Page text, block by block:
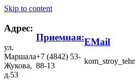
Skip to content
Адрес:
ул.
Маршала
Жукова,
д.53
Приемная:
+7 (4842) 53-
88-13
EMail